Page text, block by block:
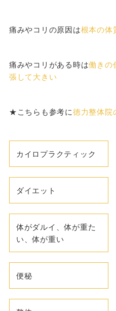
痛みやコリの原因は根本の体
痛みやコリがある時は働きの
張して大きい
★こちらも参考に徳力整体院
カイロプラクティック
ダイエット
体がダルイ、体が重た
い、体が重い
便秘